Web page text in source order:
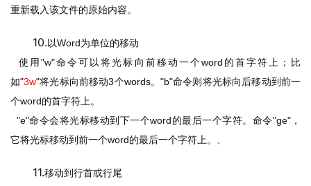
重新载入该文件的原始内容。
10.以Word为单位的移动
使用"w"命令可以将光标向前移动一个word 的首字符上；比
如"3w"将光标向前移动3个words。"b"命令则将光标向后移动到前一
个word的首字符上。
"e"命令会将光标移动到下一个word的最后一个字符。命令"ge"，
它将光标移动到前一个word的最后一个字符上。、
11.移动到行首或行尾